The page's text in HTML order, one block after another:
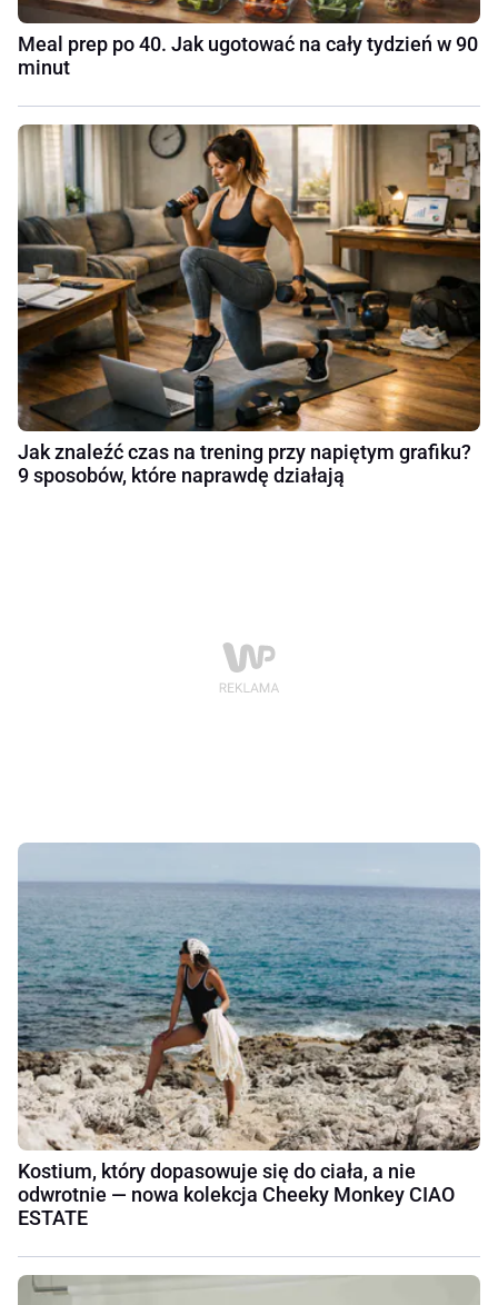
Meal prep po 40. Jak ugotować na cały tydzień w 90
minut
Jak znaleźć czas na trening przy napiętym grafiku?
9 sposobów, które naprawdę działają
Kostium, który dopasowuje się do ciała, a nie
odwrotnie — nowa kolekcja Cheeky Monkey CIAO
ESTATE